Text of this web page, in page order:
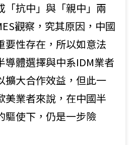
「抗中」與「親中」兩
觀察，究其原因，中國
要性存在，所以如意法
導體選擇與中系IDM業者
擴大合作效益，但此一
美業者來說，在中國半
驅使下，仍是一步險